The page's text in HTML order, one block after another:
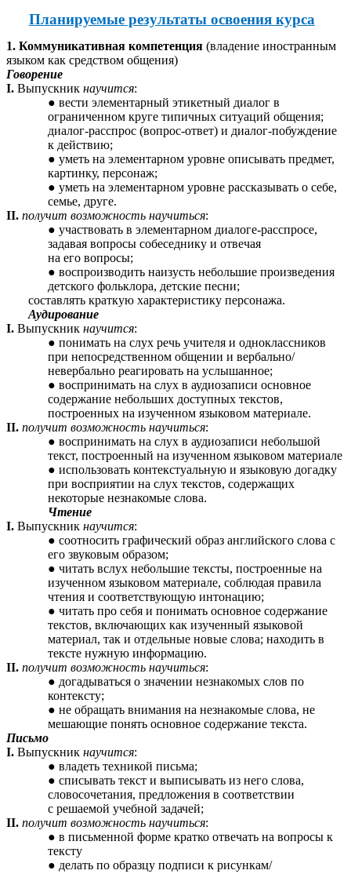
Планируемые результаты освоения курса
1. Коммуникативная компетенция (владение иностранным
языком как средством общения)
Говорение
I. Выпускник научится:
вести элементарный этикетный диалог в
ограниченном круге типичных ситуаций общения;
диалог-расспрос (вопрос-ответ) и диалог-побуждение
к действию;
уметь на элементарном уровне описывать предмет,
картинку, персонаж;
уметь на элементарном уровне рассказывать о себе,
семье, друге.
II. получит возможность научиться:
участвовать в элементарном диалоге-расспросе,
задавая вопросы собеседнику и отвечая
на его вопросы;
воспроизводить наизусть небольшие произведения
детского фольклора, детские песни;
составлять краткую характеристику персонажа.
Аудирование
I. Выпускник научится:
понимать на слух речь учителя и одноклассников
при непосредственном общении и вербально/
невербально реагировать на услышанное;
воспринимать на слух в аудиозаписи основное
содержание небольших доступных текстов,
построенных на изученном языковом материале.
II. получит возможность научиться:
воспринимать на слух в аудиозаписи небольшой
текст, построенный на изученном языковом материале
использовать контекстуальную и языковую догадку
при восприятии на слух текстов, содержащих
некоторые незнакомые слова.
Чтение
I. Выпускник научится:
соотносить графический образ английского слова с
его звуковым образом;
читать вслух небольшие тексты, построенные на
изученном языковом материале, соблюдая правила
чтения и соответствующую интонацию;
читать про себя и понимать основное содержание
текстов, включающих как изученный языковой
материал, так и отдельные новые слова; находить в
тексте нужную информацию.
II. получит возможность научиться:
догадываться о значении незнакомых слов по
контексту;
не обращать внимания на незнакомые слова, не
мешающие понять основное содержание текста.
Письмо
I. Выпускник научится:
владеть техникой письма;
списывать текст и выписывать из него слова,
словосочетания, предложения в соответствии
с решаемой учебной задачей;
II. получит возможность научиться:
в письменной форме кратко отвечать на вопросы к
тексту
делать по образцу подписи к рисункам/